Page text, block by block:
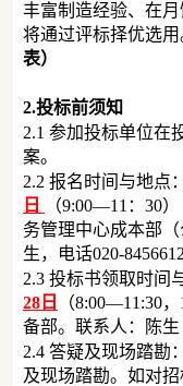
丰富制造经验、在月
将通过评标择优选用
表）
2.投标前须知
2.1 参加投标单位在
案。
2.2 报名时间与地点：
日
（9:00—11：30
务管理中心成本部
生，电话020-
2.3 投标书领取时间
28日
（8:00—11:30
备部。联系人：陈生
2.4 答疑及现场踏勘
及现场踏勘。如对